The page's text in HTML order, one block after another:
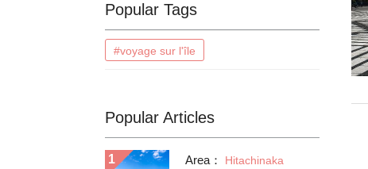
Popular Tags
#voyage sur l'île
Popular Articles
Area：
Hitachinaka